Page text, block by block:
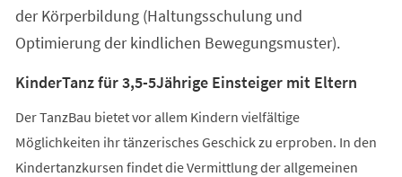
der Körperbildung (Haltungsschulung und
Optimierung der kindlichen Bewegungsmuster).
KinderTanz für 3,5-5Jährige Einsteiger mit Eltern
Der TanzBau bietet vor allem Kindern vielfältige
Möglichkeiten ihr tänzerisches Geschick zu erproben. In den
Kindertanzkursen findet die Vermittlung der allgemeinen